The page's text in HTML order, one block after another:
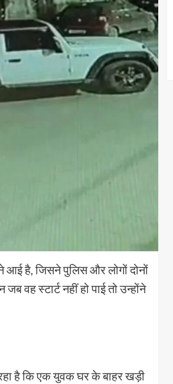
आई है, जिसने पुलिस और लोगों दोनों
वह स्टार्ट नहीं हो पाई तो उन्होंने
है कि एक युवक घर के बाहर खड़ी